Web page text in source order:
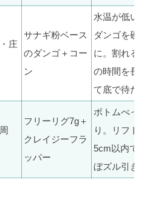
庄
サナギ粉ベース
のダンゴ＋コー
ン
水温が低い
ダンゴを硬
に。割れる
の時間を長
て底で待た
フリーリグ7g＋
クレイジーフラ
ッパー
ボトムべっ
り。リフト
5cm以内で
ぼズル引き